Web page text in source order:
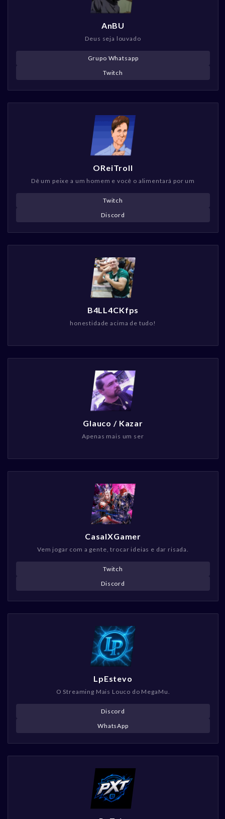
AnBU
Deus seja louvado
Grupo Whatsapp
Twitch
OReiTroll
Dê um peixe a um homem e você o alimentará por um
Twitch
Discord
B4LL4CKfps
honestidade acima de tudo!
Glauco / Kazar
Apenas mais um ser
CasalXGamer
Vem jogar com a gente, trocar ideias e dar risada.
Twitch
Discord
LpEstevo
O Streaming Mais Louco do MegaMu.
Discord
WhatsApp